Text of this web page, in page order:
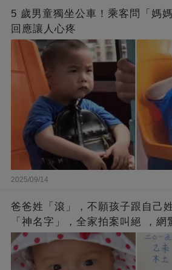
5 歲男童獨坐公車！乘客問「媽
回應讓人心疼
2025/09/14
爸爸姓「滾」，不願孩子跟自己
「神名字」，全家拍案叫絕 ，網